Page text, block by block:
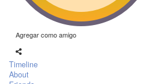
Agregar como amigo
Timeline
About